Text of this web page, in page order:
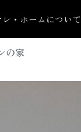
レ・ホームについて
の家